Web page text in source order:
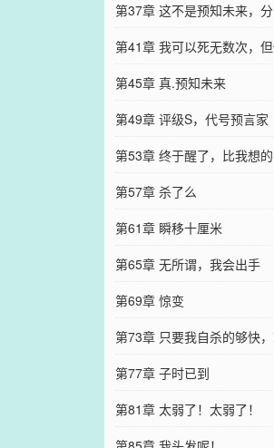
第37章 这不是预知未来，分
第41章 我可以死无数次，
第45章 真.预知未来
第49章 评级S，代号预言家
第53章 终于醒了，比我想
第57章 杀了么
第61章 瞬移十厘米
第65章 无所谓，我会出手
第69章 惊变
第73章 只要我自杀的够快
我
第77章 子时已到
第81章 太弱了！太弱了！